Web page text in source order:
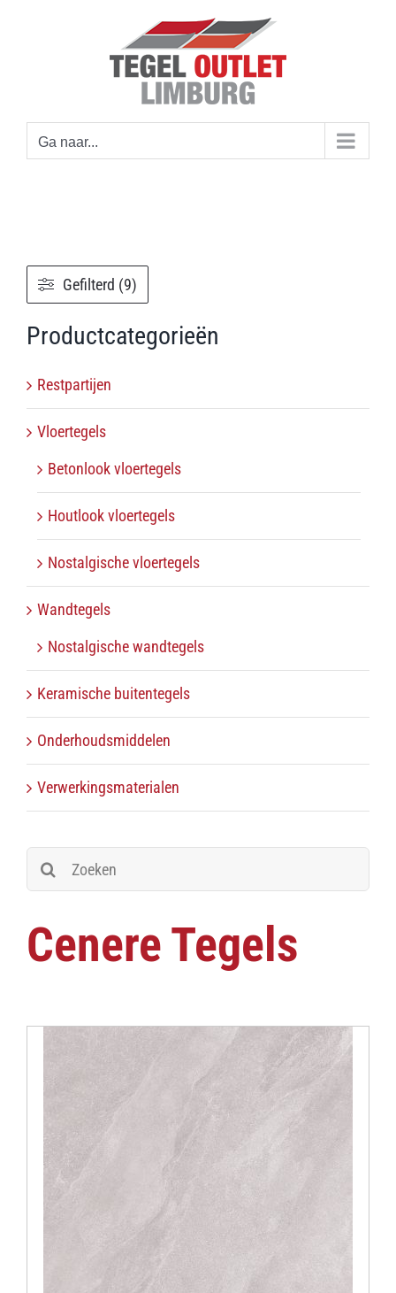
Ga naar...
Gefilterd (9)
Productcategorieën
Restpartijen
Vloertegels
Betonlook vloertegels
Houtlook vloertegels
Nostalgische vloertegels
Wandtegels
Nostalgische wandtegels
Keramische buitentegels
Onderhoudsmiddelen
Verwerkingsmaterialen
Zoeken
naar:
Cenere Tegels